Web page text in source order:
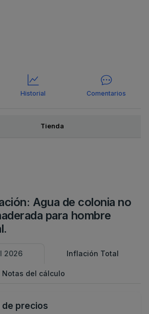
Historial Comentarios
Tienda
Agua de colonia no
para hombre
2026 Inflación Total
Notas del cálculo
de precios